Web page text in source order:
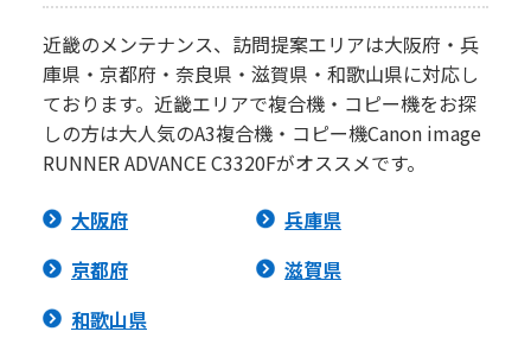
近畿のメンテナンス、訪問提案エリアは大阪府・兵
庫県・京都府・奈良県・滋賀県・和歌山県に対応し
ております。近畿エリアで複合機・コピー機をお探
しの方は大人気のA3複合機・コピー機Canon image
RUNNER ADVANCE C3320Fがオススメです。
大阪府
兵庫県
京都府
滋賀県
和歌山県